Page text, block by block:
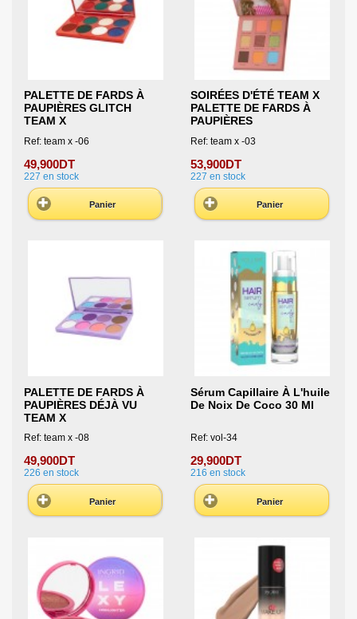
PALETTE DE FARDS À
PAUPIÈRES GLITCH
TEAM X
Ref: team x -06
49,900DT
227 en stock
Panier
SOIRÉES D'ÉTÉ TEAM X
PALETTE DE FARDS À
PAUPIÈRES
Ref: team x -03
53,900DT
227 en stock
Panier
PALETTE DE FARDS À
PAUPIÈRES DÉJÀ VU
TEAM X
Ref: team x -08
49,900DT
226 en stock
Panier
Sérum Capillaire À L'huile
De Noix De Coco 30 Ml
Ref: vol-34
29,900DT
216 en stock
Panier